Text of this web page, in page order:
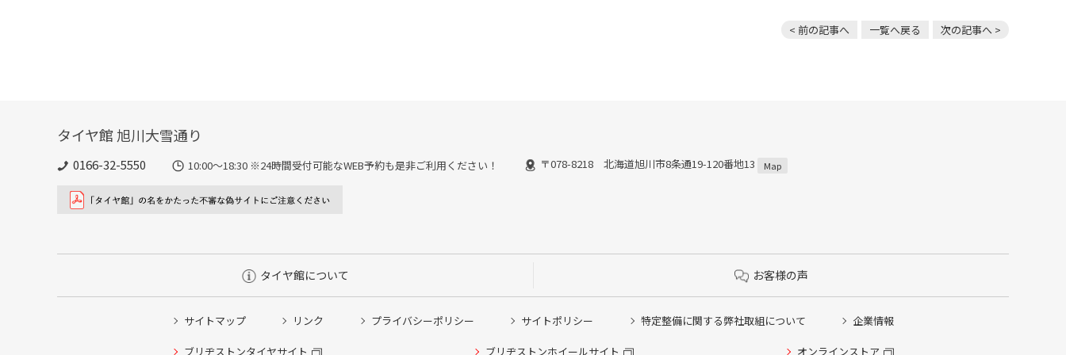
< 前の記事へ 一覧へ戻る 次の記事へ >
タイヤ館 旭川大雪通り
0166-32-5550 10:00～18:30 ※24時間受付可能なWEB予約も是非ご利用ください！ 〒078-8218 北海道旭川市8条通19-120番地13 Map
タイヤ館について お客様の声
サイトマップ リンク プライバシーポリシー サイトポリシー 特定整備に関する弊社取組について 企業情報
ブリヂストンタイヤサイト ブリヂストンホイールサイト オンラインストア
タイヤ点検・安全点検/タイヤ履き替え/オイル交換/その他ピット作業の予約